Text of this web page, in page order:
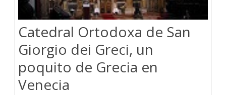
Catedral Ortodoxa de San
Giorgio dei Greci, un
poquito de Grecia en
Venecia